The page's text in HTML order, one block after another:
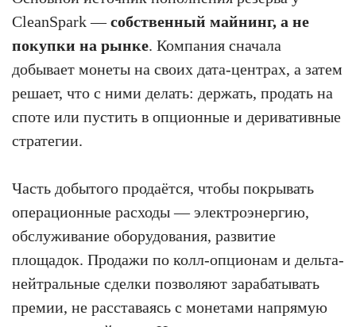
CleanSpark —собственный майнинг, а не
покупки на рынке. Компания сначала
добывает монеты на своих дата-центрах, а затем
решает, что с ними делать: держать, продать на
споте или пустить в опционные и деривативные
стратегии.
Часть добытого продаётся, чтобы покрывать
операционные расходы — электроэнергию,
обслуживание оборудования, развитие
площадок. Продажи по колл-опционам и дельта-
нейтральные сделки позволяют зарабатывать
премии, не расставаясь с монетами напрямую